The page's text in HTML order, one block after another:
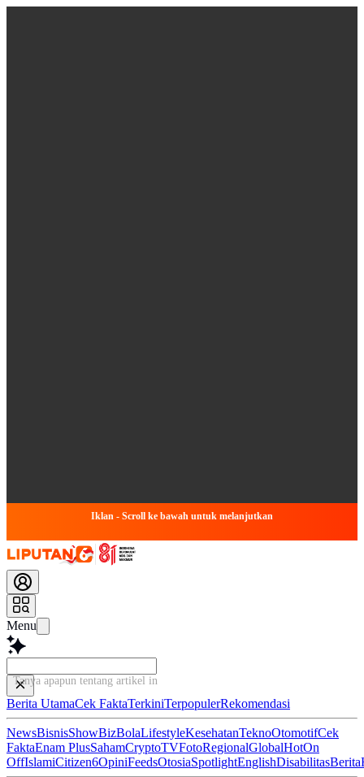
Iklan - Scroll ke bawah untuk melanjutkan
Menu
Tanya apapun tentang artikel ini...
Berita UtamaCek FaktaTerkiniTerpopulerRekomendasi
NewsBisnisShowBizBolaLifestyleKesehatanTeknoOtomotifCek
FaktaEnam PlusSahamCryptoTVFotoRegionalGlobalHotOn
OffIslamiCitizen6OpiniFeedsOtosiaSpotlightEnglishDisabilitasBerita